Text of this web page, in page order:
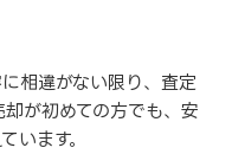
相違がない限り、査定
が初めての方でも、安
います。